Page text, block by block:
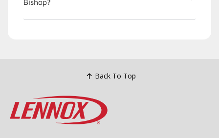
Bishop?
Back To Top